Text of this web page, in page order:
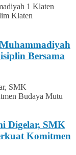
Bersama
Digelar, SMK
Komitmen